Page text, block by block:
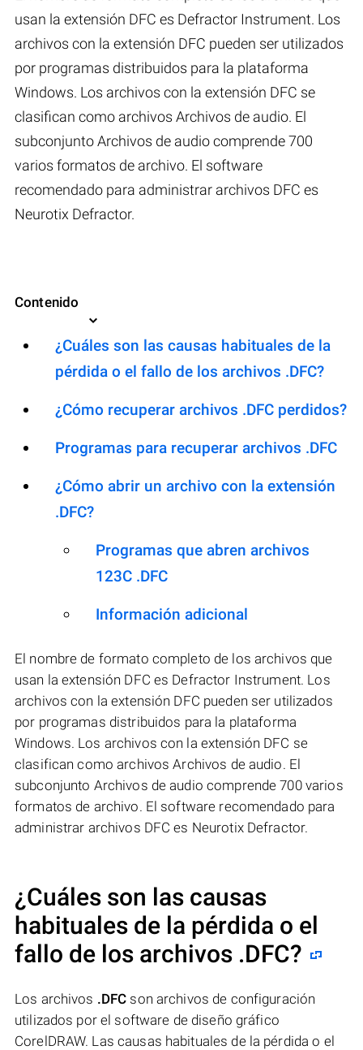
usan la extensión DFC es Defractor Instrument. Los
archivos con la extensión DFC pueden ser utilizados
por programas distribuidos para la plataforma
Windows. Los archivos con la extensión DFC se
clasifican como archivos Archivos de audio. El
subconjunto Archivos de audio comprende 700
varios formatos de archivo. El software
recomendado para administrar archivos DFC es
Neurotix Defractor.
Contenido
¿Cuáles son las causas habituales de la
pérdida o el fallo de los archivos .DFC?
¿Cómo recuperar archivos .DFC perdidos?
Programas para recuperar archivos .DFC
¿Cómo abrir un archivo con la extensión
.DFC?
Programas que abren archivos
123C .DFC
Información adicional
El nombre de formato completo de los archivos que
usan la extensión DFC es Defractor Instrument. Los
archivos con la extensión DFC pueden ser utilizados
por programas distribuidos para la plataforma
Windows. Los archivos con la extensión DFC se
clasifican como archivos Archivos de audio. El
subconjunto Archivos de audio comprende 700 varios
formatos de archivo. El software recomendado para
administrar archivos DFC es Neurotix Defractor.
¿Cuáles son las causas
habituales de la pérdida o el
fallo de los archivos .DFC?
Los archivos .DFC son archivos de configuración
utilizados por el software de diseño gráfico
CorelDRAW. Las causas habituales de la pérdida o el